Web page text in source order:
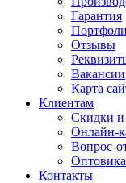
Гарантия
Отзывы
Вакансии
Карта
Клиентам
Скидки и
Онлайн-
Вопрос-
Контакты